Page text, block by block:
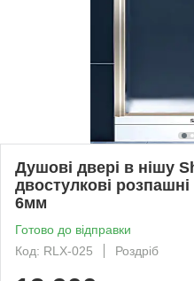
Душові двері в нішу
двостулкові
6мм
Готово до відправки
Код: RLX-025
Роздріб